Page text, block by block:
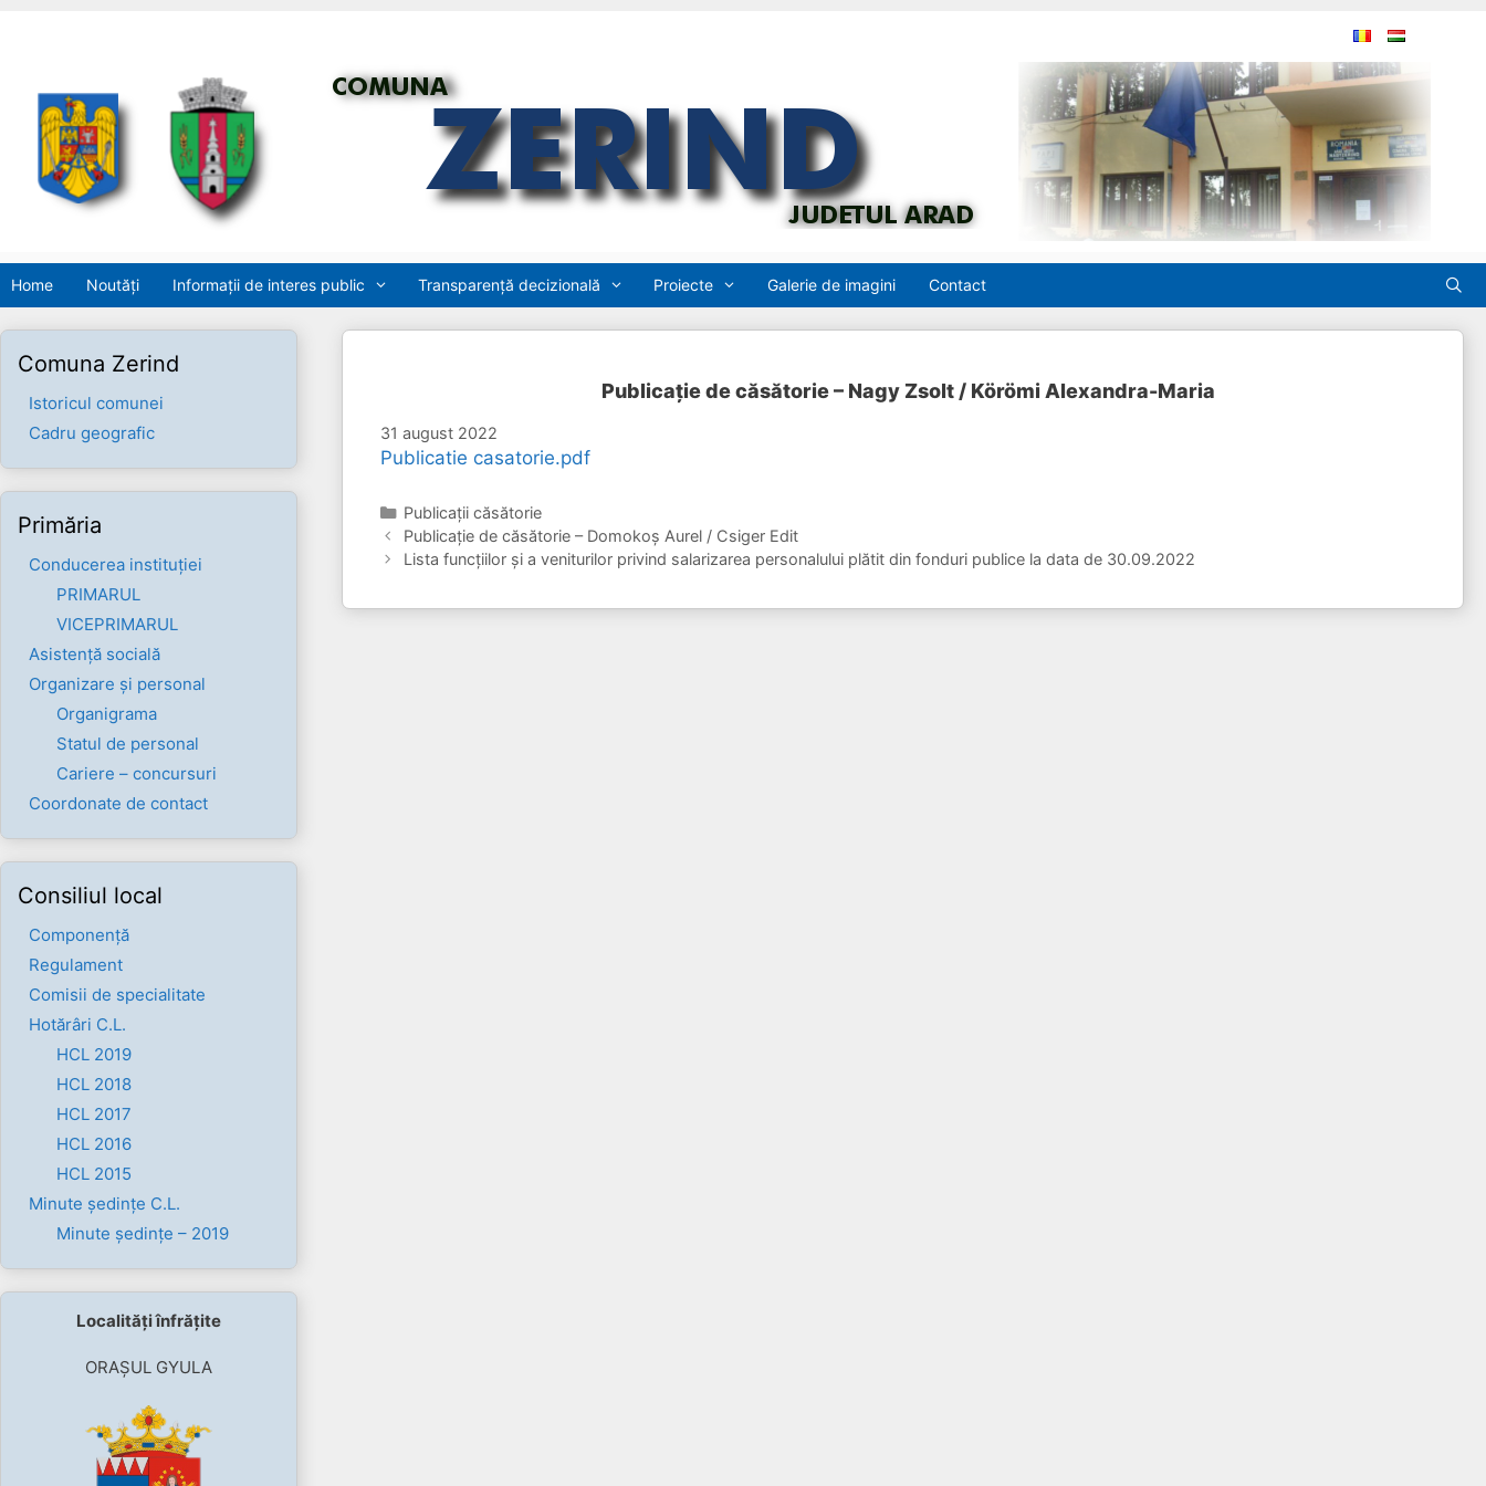
Home Noutăți Informații de interes public Transparență decizională Proiecte Galerie de imagini Contact
Publicație de căsătorie – Nagy Zsolt / Körömi Alexandra-Maria
31 august 2022
Publicatie casatorie.pdf
Categorii
Publicaţii căsătorie
Publicație de căsătorie – Domokoș Aurel / Csiger Edit
Lista funcțiilor și a veniturilor privind salarizarea personalului plătit din fonduri publice la data de 30.09.2022
Comuna Zerind
Istoricul comunei
Cadru geografic
Primăria
Conducerea instituției
PRIMARUL
VICEPRIMARUL
Asistență socială
Organizare și personal
Organigrama
Statul de personal
Cariere – concursuri
Coordonate de contact
Consiliul local
Componenţă
Regulament
Comisii de specialitate
Hotărâri C.L.
HCL 2019
HCL 2018
HCL 2017
HCL 2016
HCL 2015
Minute ședințe C.L.
Minute ședințe – 2019
Localități înfrățite
ORAȘUL GYULA